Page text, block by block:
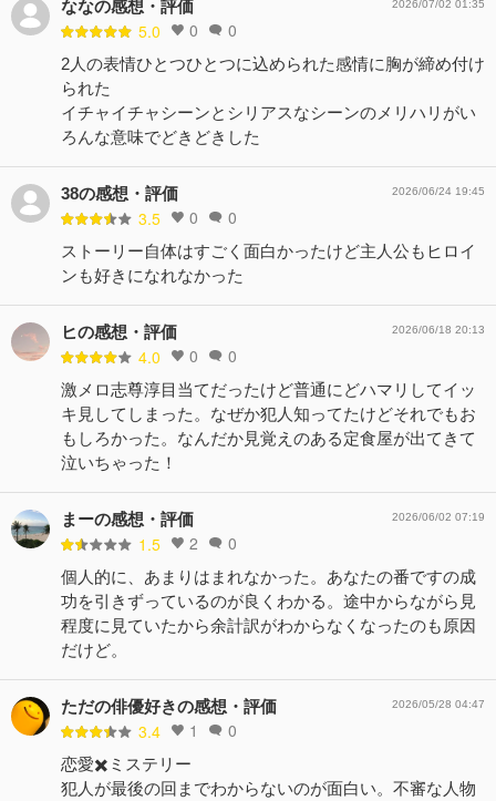
ななの感想・評価
5.0 0 0
2026/07/02 01:35
2人の表情ひとつひとつに込められた感情に胸が締め付け
られた
イチャイチャシーンとシリアスなシーンのメリハリがい
ろんな意味でどきどきした
38の感想・評価
3.5 0 0
2026/06/24 19:45
ストーリー自体はすごく面白かったけど主人公もヒロイ
ンも好きになれなかった
ヒの感想・評価
4.0 0 0
2026/06/18 20:13
激メロ志尊淳目当てだったけど普通にどハマリしてイッ
キ見してしまった。なぜか犯人知ってたけどそれでもお
もしろかった。なんだか見覚えのある定食屋が出てきて
泣いちゃった！
まーの感想・評価
1.5 2 0
2026/06/02 07:19
個人的に、あまりはまれなかった。あなたの番ですの成
功を引きずっているのが良くわかる。途中からながら見
程度に見ていたから余計訳がわからなくなったのも原因
だけど。
ただの俳優好きの感想・評価
3.4 1 0
2026/05/28 04:47
恋愛✖️ミステリー
犯人が最後の回までわからないのが面白い。不審な人物